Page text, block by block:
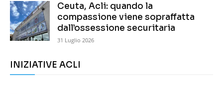
Ceuta, Acli: quando la
compassione viene sopraffatta
dall’ossessione securitaria
31 Luglio 2026
INIZIATIVE ACLI